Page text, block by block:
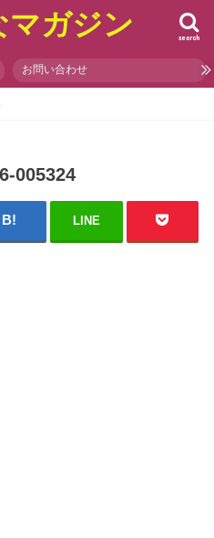
マガジン search
お問い合わせ
005324
LINE